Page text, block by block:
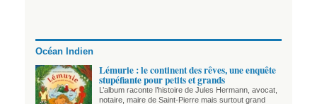
Océan Indien
Lémurie : le continent des rêves, une enquête
stupéfiante pour petits et grands
L’album raconte l’histoire de Jules Hermann, avocat,
notaire, maire de Saint-Pierre mais surtout grand